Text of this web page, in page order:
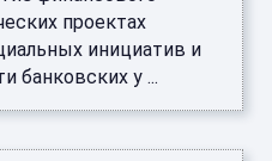
проектах
инициатив и
банковских у ...